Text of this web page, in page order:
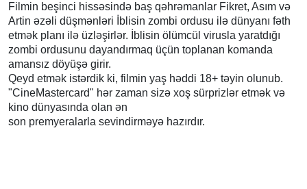
Filmin beşinci hissəsində baş qəhrəmanlar Fikret, Asım və
Artin əzəli düşmənləri İblisin zombi ordusu ilə dünyanı fəth
etmək planı ilə üzləşirlər. İblisin ölümcül virusla yaratdığı
zombi ordusunu dayandırmaq üçün toplanan komanda
amansız döyüşə girir.
Qeyd etmək istərdik ki, filmin yaş həddi 18+ təyin olunub.
"CineMastercard" hər zaman sizə xoş sürprizlər etmək və
kino dünyasında olan ən
son premyeralarla sevindirməyə hazırdır.